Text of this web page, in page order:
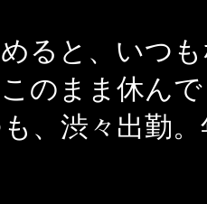
ると、いつ
のまま休ん
、渋々出勤